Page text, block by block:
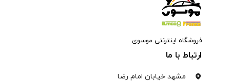
فروشگاه اینترنتی موسوی
ارتباط با ما
مشهد خیابان امام رضا